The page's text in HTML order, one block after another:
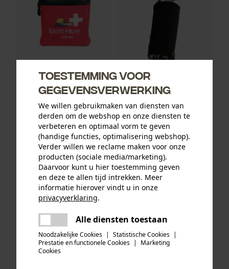
Fuegos EHBO-tas
23,90 €*
Fuegos Drinkfles Tas voor
38,90 €*
Toestemming voor
gegevensverwerking
We willen gebruikmaken van diensten van
derden om de webshop en onze diensten te
verbeteren en optimaal vorm te geven
(handige functies, optimalisering webshop).
Verder willen we reclame maken voor onze
producten (sociale media/marketing).
Daarvoor kunt u hier toestemming geven
en deze te allen tijd intrekken. Meer
informatie hierover vindt u in onze
privacyverklaring.
Alle diensten toestaan
Noodzakelijke Cookies | Statistische Cookies |
Prestatie en functionele Cookies |
Marketing
Cookies
Er is een fout opgetreden. Gelieve
het opnieuw te proberen.
delen
mail